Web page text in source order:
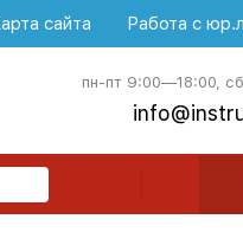
сайта Работа с
пн-пт 9:00—18:00,